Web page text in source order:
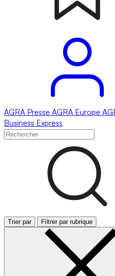
AGRA Presse AGRA Europe
Business Express
Trier par Filtrer par rubrique